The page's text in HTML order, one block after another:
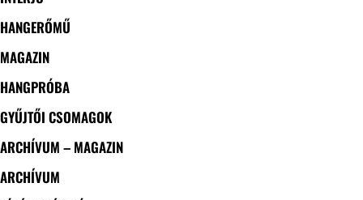
HANGERŐMŰ
MAGAZIN
HANGPRÓBA
GYŰJTŐI CSOMAGOK
ARCHÍVUM – MAGAZIN
ARCHÍVUM